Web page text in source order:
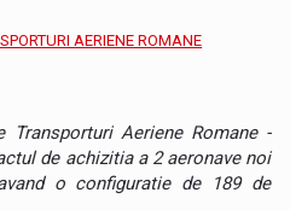
AERIENE ROMANE
Transporturi Aeriene Romane -
de achizitia a 2 aeronave noi
o configuratie de 189 de